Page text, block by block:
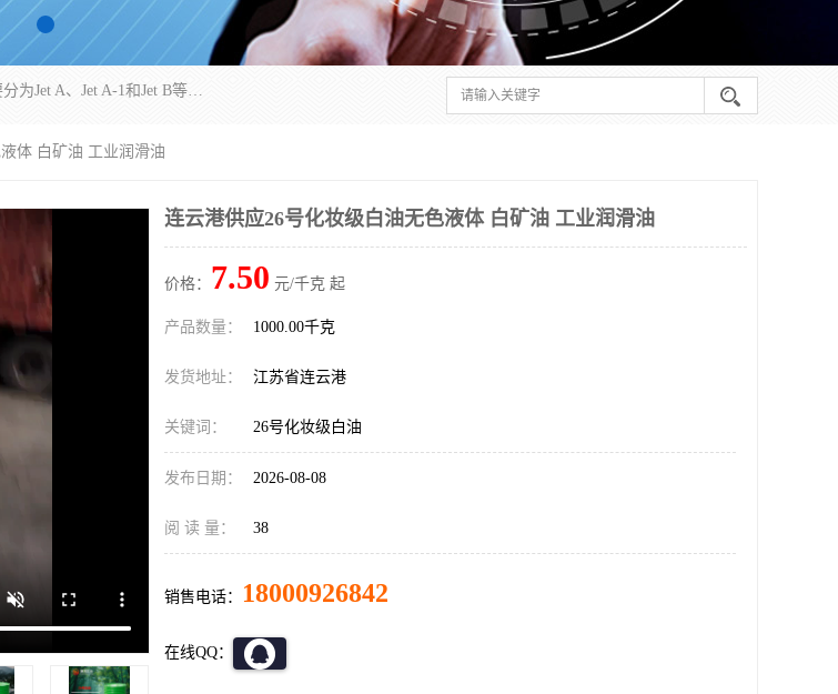
航空煤油（Jet Fuel）是专门为喷气式航空发动机设计的高纯度燃料，主要分为Jet A、Jet A-1和Jet B等类型。其特点是闪点高、低温流动性好，并添加了抗静电剂和抗氧化剂以确保飞行安全。航空煤油需
体 白矿油 工业润滑油
连云港供应26号化妆级白油无色液体 白矿油 工业润滑油
价格： 7.50 元/千克 起
产品数量： 1000.00千克
发货地址： 江苏省连云港
关键词： 26号化妆级白油
发布日期： 2026-08-08
阅 读 量： 38
销售电话： 18000926842
在线QQ：